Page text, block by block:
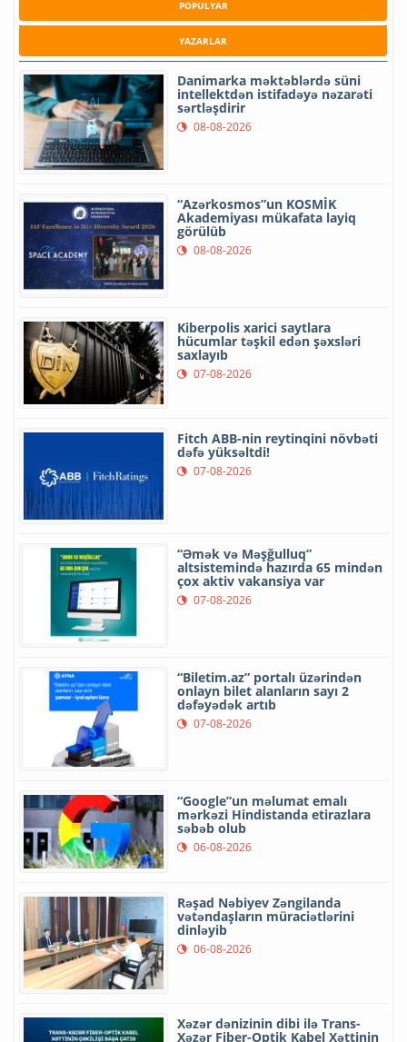
POPULYAR
YAZARLAR
Danimarka məktəblərdə süni
intellektdən istifadəyə nəzarəti
sərtləşdirir
08-08-2026
“Azərkosmos”un KOSMİK
Akademiyası mükafata layiq
görülüb
08-08-2026
Kiberpolis xarici saytlara
hücumlar təşkil edən şəxsləri
saxlayıb
07-08-2026
Fitch ABB-nin reytinqini növbəti
dəfə yüksəltdi!
07-08-2026
“Əmək və Məşğulluq”
altsistemində hazırda 65 mindən
çox aktiv vakansiya var
07-08-2026
“Biletim.az” portalı üzərindən
onlayn bilet alanların sayı 2
dəfəyədək artıb
07-08-2026
“Google”un məlumat emalı
mərkəzi Hindistanda etirazlara
səbəb olub
06-08-2026
Rəşad Nəbiyev Zəngilanda
vətəndaşların müraciətlərini
dinləyib
06-08-2026
Xəzər dənizinin dibi ilə Trans-
Xəzər Fiber-Optik Kabel Xəttinin